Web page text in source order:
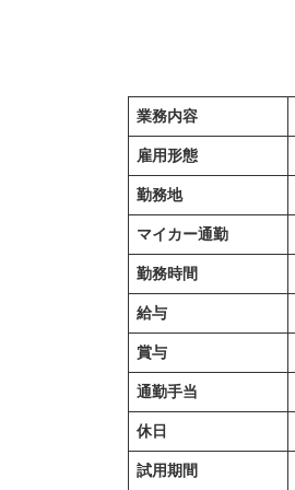
業務内容
雇用形態
勤務地
マイカー通勤
勤務時間
給与
賞与
通勤手当
休日
試用期間